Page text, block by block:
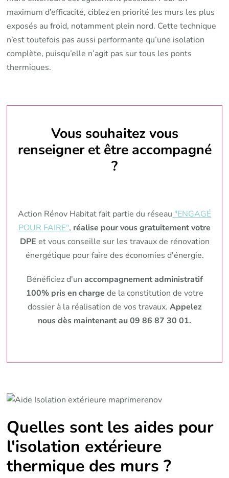
maximum d’efficacité, ciblez en priorité les murs les plus
exposés au froid, notamment plein nord. Cette technique
n’est toutefois pas aussi performante qu’une isolation
complète, puisqu’elle n’agit pas sur tous les ponts
thermiques.
Vous souhaitez vous
renseigner et être accompagné
?
Action Rénov Habitat fait partie du réseau "ENGAGÉ
POUR FAIRE", réalise pour vous gratuitement votre
DPE et vous conseille sur les travaux de rénovation
énergétique pour faire des économies d'énergie.
Bénéficiez d'un accompagnement administratif
100% pris en charge de la constitution de votre
dossier à la réalisation de vos travaux. Appelez
nous dès maintenant au 09 86 87 30 01.
Quelles sont les aides pour
l'isolation extérieure
thermique des murs ?